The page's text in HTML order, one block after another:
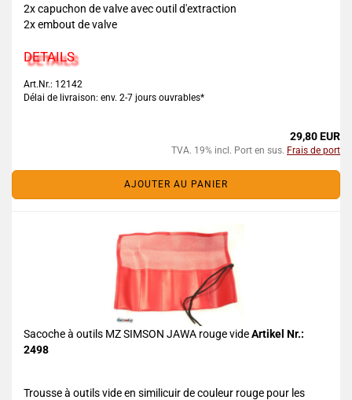
2x capuchon de valve avec outil d'extraction
2x embout de valve
DETAILS
Art.Nr.: 12142
Délai de livraison: env. 2-7 jours ouvrables*
29,80 EUR
TVA. 19% incl. Port en sus. Frais de port
AJOUTER AU PANIER
Sacoche à outils MZ SIMSON JAWA rouge videArtikel Nr.:
2498
Trousse à outils vide en similicuir de couleur rouge pour les